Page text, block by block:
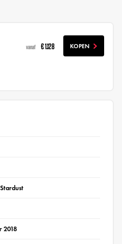
vanaf € 1.128 KOPEN
2018